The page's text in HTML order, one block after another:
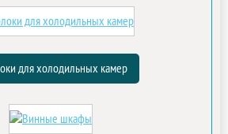
для холодильных камер